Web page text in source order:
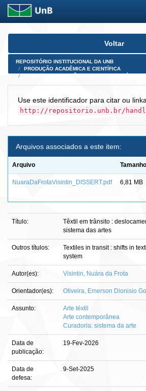
Skip
Voltar
REPOSITÓRIO INSTITUCIONAL DA UNB
PRODUÇÃO ACADÊMICA E CIENTÍFICA
Use este identificador para citar ou
http://repositorio.unb.br/
Arquivos associados a este item:
Arquivo Tamanho
NuaraDaFrotaVisintin_DISSERT.pdf 6,81 MB
Título:
Têxtil em trânsito :
sistema das artes
Outros títulos:
Textiles in transit : shifts in
system
Autor(es): Visintin, Nuára da Frota
Orientador(es): Oliveira, Emerson Dionisio
Assunto:
Arte téxtil
Arte contemporânea
Curadoria: sistema da arte
Data de
publicação:
19-Fev-2026
Data de
defesa:
9-Set-2025